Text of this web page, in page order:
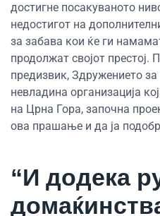
достигне посакуваното
недостигот на
за забава кои ќе ги
продолжат својот престој.
предизвик, Здружението
невладина организација
на Црна Гора, започна
ова прашање и да ја
“И додека